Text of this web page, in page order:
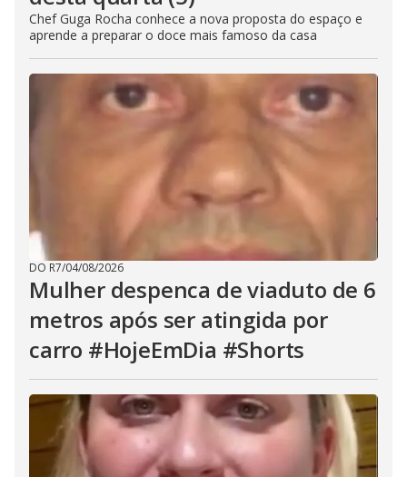
Chef Guga Rocha conhece a nova proposta do espaço e
aprende a preparar o doce mais famoso da casa
DO R7/04/08/2026
Mulher despenca de viaduto de 6
metros após ser atingida por
carro #HojeEmDia #Shorts